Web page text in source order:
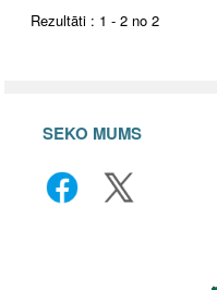
Rezultāti : 1 - 2 no 2
SEKO MUMS